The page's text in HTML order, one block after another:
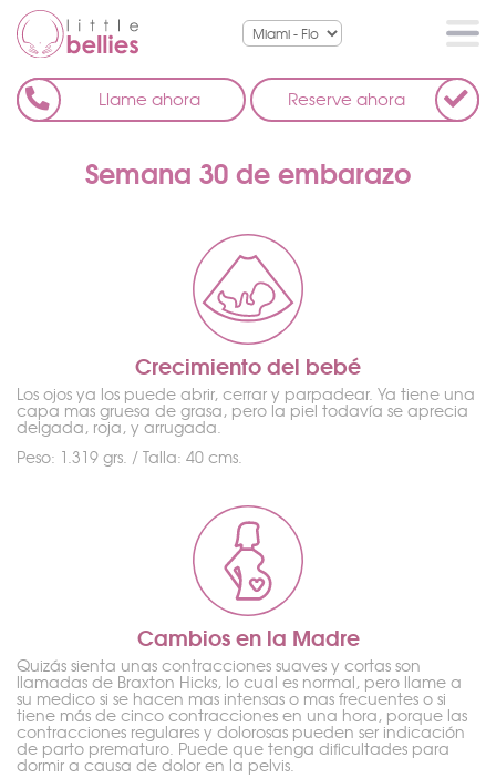
Llame ahora Reserve ahora
Semana 30 de embarazo
Crecimiento del bebé
Los ojos ya los puede abrir, cerrar y parpadear. Ya tiene una
capa mas gruesa de grasa, pero la piel todavía se aprecia
delgada, roja, y arrugada.
Peso: 1.319 grs. / Talla: 40 cms.
Cambios en la Madre
Quizás sienta unas contracciones suaves y cortas son
llamadas de Braxton Hicks, lo cual es normal, pero llame a
su medico si se hacen mas intensas o mas frecuentes o si
tiene más de cinco contracciones en una hora, porque las
contracciones regulares y dolorosas pueden ser indicación
de parto prematuro. Puede que tenga dificultades para
dormir a causa de dolor en la pelvis.